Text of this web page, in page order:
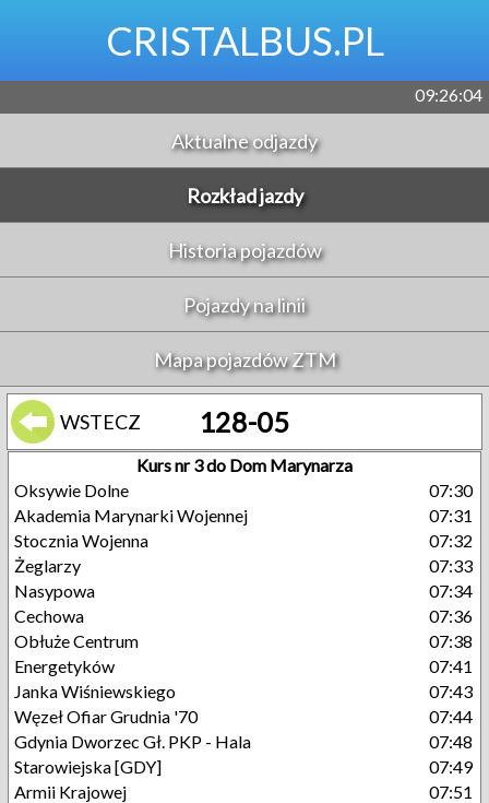
CRISTALBUS.PL
09:26:04
Aktualne odjazdy
Rozkład jazdy
Historia pojazdów
Pojazdy na linii
Mapa pojazdów ZTM
WSTECZ 128-05
Kurs nr 3 do Dom Marynarza
Oksywie Dolne
07:30
Akademia Marynarki Wojennej
07:31
Stocznia Wojenna
07:32
Żeglarzy
07:33
Nasypowa
07:34
Cechowa
07:36
Obłuże Centrum
07:38
Energetyków
07:41
Janka Wiśniewskiego
07:43
Węzeł Ofiar Grudnia '70
07:44
Gdynia Dworzec Gł. PKP - Hala
07:48
Starowiejska [GDY]
07:49
Armii Krajowej
07:51